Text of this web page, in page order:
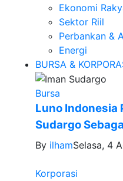
Ekonomi
Sektor Riil
Perbankan &
Energi
BURSA &
Bursa
Luno Indonesia
Sudargo
By ilhamSelasa, 4
Korporasi